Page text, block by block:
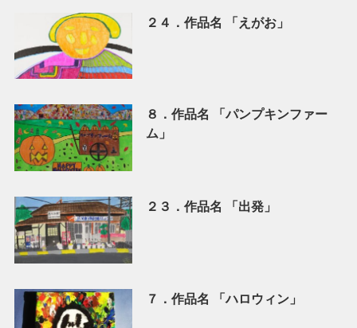
２４．作品名 「えがお」
８．作品名 「パンプキンファー
ム」
２３．作品名 「出発」
７．作品名 「ハロウィン」